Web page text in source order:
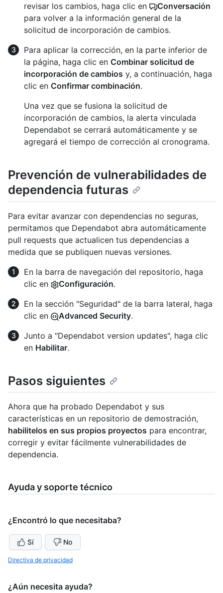
revisar los cambios, haga clic en
Conversación
para volver a la información general de la
solicitud de incorporación de cambios.
Para aplicar la corrección, en la parte inferior de
la página, haga clic en Combinar solicitud de
incorporación de cambios y, a continuación, haga
clic en Confirmar combinación.
Una vez que se fusiona la solicitud de
incorporación de cambios, la alerta vinculada
Dependabot se cerrará automáticamente y se
agregará el tiempo de corrección al cronograma.
Prevención de vulnerabilidades de
dependencia futuras
Para evitar avanzar con dependencias no seguras,
permitamos que Dependabot abra automáticamente
pull requests que actualicen tus dependencias a
medida que se publiquen nuevas versiones.
En la barra de navegación del repositorio, haga
clic en
Configuración.
En la sección "Seguridad" de la barra lateral, haga
clic en
Advanced Security.
Junto a "Dependabot version updates", haga clic
en Habilitar.
Pasos siguientes
Ahora que ha probado Dependabot y sus
características en un repositorio de demostración,
habilitelos en sus propios proyectos para encontrar,
corregir y evitar fácilmente vulnerabilidades de
dependencia.
Ayuda y soporte técnico
¿Encontró lo que necesitaba?
Sí No
Directiva de privacidad
¿Aún necesita ayuda?